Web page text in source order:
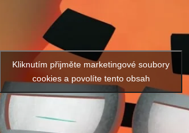
Kliknutím přijměte marketingové soubory
cookies a povolíte tento obsah